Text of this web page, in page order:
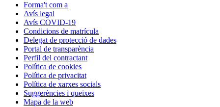
Forma't com a
Avís legal
Avís COVID-19
Condicions de matrícula
Delegat de protecció de dades
Portal de transparència
Perfil del contractant
Política de cookies
Política de privacitat
Política de xarxes socials
Suggerències i queixes
Mapa de la web